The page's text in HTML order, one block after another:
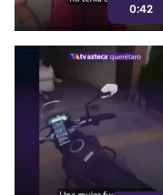
0:42